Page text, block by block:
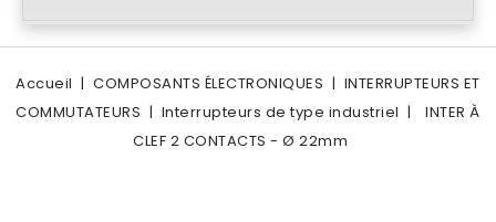
Accueil COMPOSANTS ÉLECTRONIQUES
INTERRUPTEURS ET
COMMUTATEURS
Interrupteurs de type industriel
INTER À
CLEF 2 CONTACTS - Ø 22mm